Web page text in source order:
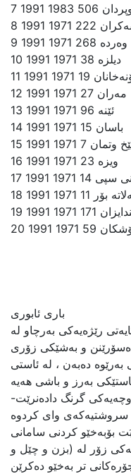
506 1983 1991
222 1971 1991
9 وه‌رده‌ 268 1971 1991
10 دیلزه‌ 38 1971 1991
19 1971 1991
12 مه‌ران 27 1971 1991
13 ئێنه‌ 96 1971 1991
14 باسان 15 1971 1991
وتمان 7 1971 1991
16 ویزه‌ 23 1971 1991
سپی 14 1971 1991
بۆر 11 1971 1991
171 1971 1991
59 1971 1991
باری ئابوری
رێژەیەكی بەرچاو لە
و بەشێكی زۆری
دەبەن ، لە ئاستی
-سامانی ئاژەڵی لەو ناوچەیە بە ناوچەیەكی گرنگ دادەنرێت
سروشتیەكەی وای كردوە
بۆبەخێو كردنی سامانی
زۆر لە (بزن و چێل و